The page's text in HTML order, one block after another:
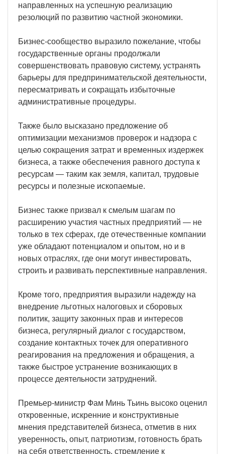
направленных на успешную реализацию
резолюций по развитию частной экономики.
Бизнес-сообщество выразило пожелание, чтобы
государственные органы продолжали
совершенствовать правовую систему, устранять
барьеры для предпринимательской деятельности,
пересматривать и сокращать избыточные
административные процедуры.
Также было высказано предложение об
оптимизации механизмов проверок и надзора с
целью сокращения затрат и временных издержек
бизнеса, а также обеспечения равного доступа к
ресурсам — таким как земля, капитал, трудовые
ресурсы и полезные ископаемые.
Бизнес также призвал к смелым шагам по
расширению участия частных предприятий — не
только в тех сферах, где отечественные компании
уже обладают потенциалом и опытом, но и в
новых отраслях, где они могут инвестировать,
строить и развивать перспективные направления.
Кроме того, предприятия выразили надежду на
внедрение льготных налоговых и сборовых
политик, защиту законных прав и интересов
бизнеса, регулярный диалог с государством,
создание контактных точек для оперативного
реагирования на предложения и обращения, а
также быстрое устранение возникающих в
процессе деятельности затруднений.
Премьер-министр Фам Минь Тьинь высоко оценил
откровенные, искренние и конструктивные
мнения представителей бизнеса, отметив в них
уверенность, опыт, патриотизм, готовность брать
на себя ответственность, стремление к